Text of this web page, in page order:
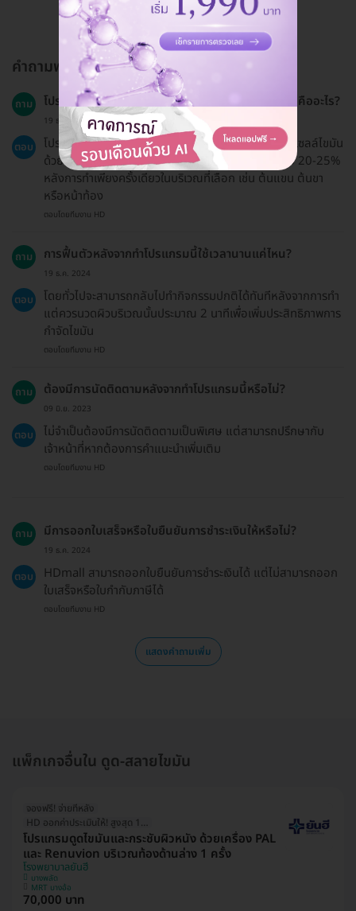
คำถามพบบ่อย
ถาม โปรแกรมสลายไขมันด้วยเครื่อง Cool Swiss Prime คืออะไร?
19 ธ.ค. 2024
ตอบ
โปรแกรมนี้ใช้เทคโนโลยีจากสวิตเซอร์แลนด์ในการสลายเซลล์ไขมัน
ด้วยความเย็น ซึ่งสามารถลดไขมันที่กำจัดออกยากได้ถึง 20-25%
หลังการทำเพียงครั้งเดียวในบริเวณที่เลือก เช่น ต้นแขน ต้นขา
หรือหน้าท้อง
ตอบโดยทีมงาน HD
ถาม การฟื้นตัวหลังจากทำโปรแกรมนี้ใช้เวลานานแค่ไหน?
19 ธ.ค. 2024
ตอบ
โดยทั่วไปจะสามารถกลับไปทำกิจกรรมปกติได้ทันทีหลังจากการทำ
แต่ควรนวดผิวบริเวณนั้นประมาณ 2 นาทีเพื่อเพิ่มประสิทธิภาพการ
กำจัดไขมัน
ตอบโดยทีมงาน HD
ถาม ต้องมีการนัดติดตามหลังจากทำโปรแกรมนี้หรือไม่?
09 มิ.ย. 2023
ตอบ
ไม่จำเป็นต้องมีการนัดติดตามเป็นพิเศษ แต่สามารถปรึกษากับ
เจ้าหน้าที่หากต้องการคำแนะนำเพิ่มเติม
ตอบโดยทีมงาน HD
ถาม มีการออกใบเสร็จหรือใบยืนยันการชำระเงินให้หรือไม่?
19 ธ.ค. 2024
ตอบ
HDmall สามารถออกใบยืนยันการชำระเงินได้ แต่ไม่สามารถออก
ใบเสร็จหรือใบกำกับภาษีได้
ตอบโดยทีมงาน HD
แสดงคำถามเพิ่ม
แพ็กเกจอื่นใน ดูด-สลายไขมัน
จองฟรี! จ่ายทีหลัง
HD ออกค่าประเมินให้! สูงสุด 1500 บ.
โปรแกรมดูดไขมันและกระชับผิวหนัง ด้วยเครื่อง PAL
และ Renuvion บริเวณท้องด้านล่าง 1 ครั้ง
โรงพยาบาลยันฮี
บางพลัด
MRT บางอ้อ
70,000 บาท